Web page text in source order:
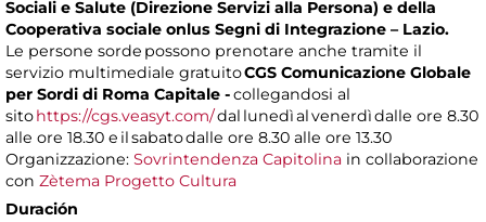
Sociali e Salute (Direzione Servizi alla Persona) e della
Cooperativa sociale onlus Segni di Integrazione – Lazio.
Le persone sorde possono prenotare anche tramite il
servizio multimediale gratuitoCGS Comunicazione Globale
per Sordi di Roma Capitale -collegandosi al
sitohttps://cgs.veasyt.com/dal lunedì al venerdì dalle ore 8.30
alle ore 18.30 e il sabato dalle ore 8.30 alle ore 13.30
Organizzazione: Sovrintendenza Capitolina in collaborazione
con Zètema Progetto Cultura
Duración